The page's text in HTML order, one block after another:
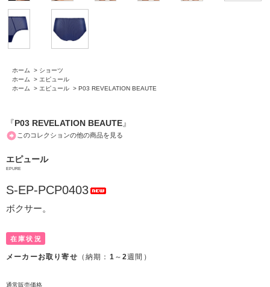
ホーム > ショーツ
ホーム
> エピュール
ホーム
> エピュール > P03 REVELATION BEAUTE
『P03 REVELATION BEAUTE』
このコレクションの他の商品を見る
エピュール
EPURE
S-EP-PCP0403
ボクサー。
在庫状況
メーカーお取り寄せ （納期： 1 ～2週間）
通常販売価格